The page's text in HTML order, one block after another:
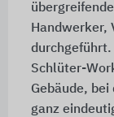
Handwerker,
Schlüter-
Gebäude,
ganz